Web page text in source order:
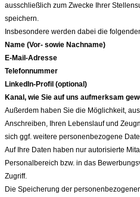
ausschließlich zum Zwecke Ihrer
speichern.
Insbesondere werden dabei die
Name (Vor- sowie Nachname)
E-Mail-Adresse
Telefonnummer
LinkedIn-Profil (optional)
Kanal, wie Sie auf uns aufmerksam
Außerdem haben Sie die Möglichkeit,
Anschreiben, Ihren Lebenslauf und
sich ggf. weitere personenbezogene
Auf Ihre Daten haben nur autorisierte
Personalbereich bzw. in das
Zugriff.
Die Speicherung der